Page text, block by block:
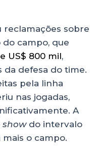
reclamações sobre
campo, que
US$ 800 mil,
da defesa do time.
pela linha
nas jogadas,
A
show do intervalo
o campo.